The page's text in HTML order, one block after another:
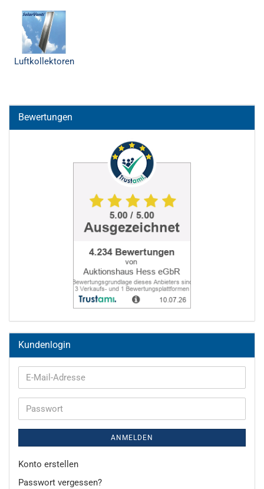
Luftkollektoren
Bewertungen
Kundenlogin
E-
Mail-
Passwort
ANMELDEN
Konto erstellen
Passwort vergessen?